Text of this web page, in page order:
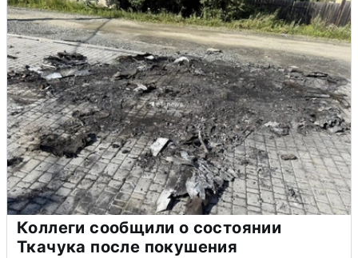
Коллеги сообщили о состоянии
Ткачука после покушения